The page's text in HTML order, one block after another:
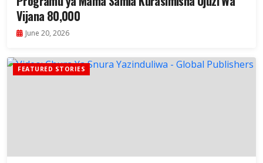
Vijana 80,000
June 20, 2026
FEATURED STORIES